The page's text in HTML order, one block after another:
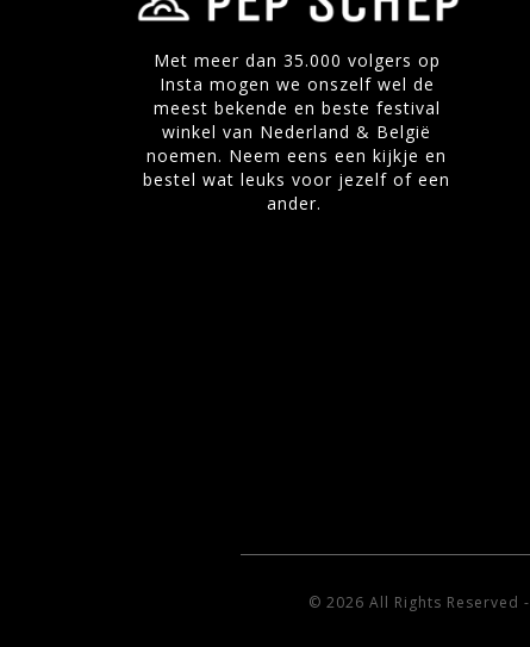
Met meer dan 35.000 volgers op
Insta mogen we onszelf wel de
meest bekende en beste festival
winkel van Nederland & België
noemen. Neem eens een kijkje en
bestel wat leuks voor jezelf of een
ander.
© 2026 All Rights Reserved -